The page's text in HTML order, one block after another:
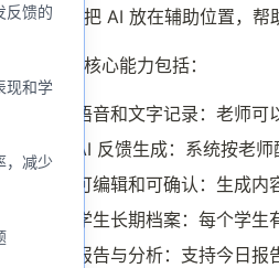
产品把 AI 放在辅助位置，帮
它的核心能力包括：
语音和文字记录：老师
AI 反馈生成：系统按老
可编辑和可确认：生成
学生长期档案：每个学
报告与分析：支持今日报
反馈的
现和学
，减少